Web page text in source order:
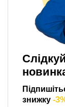
знижку -